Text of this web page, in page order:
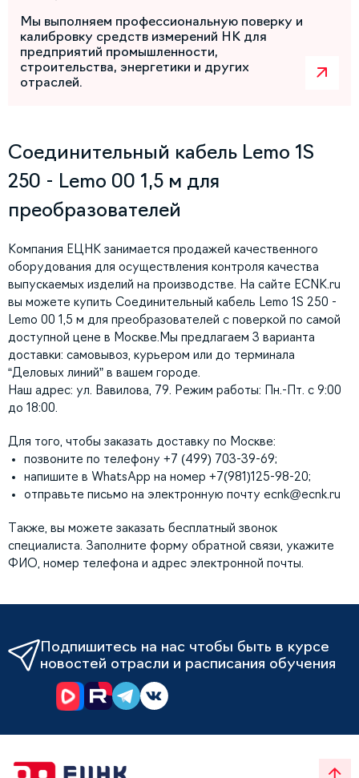
Мы выполняем профессиональную поверку и
калибровку средств измерений НК для
предприятий промышленности,
строительства, энергетики и других
отраслей.
Соединительный кабель Lemo 1S
250 - Lemo 00 1,5 м для
преобразователей
Компания ЕЦНК занимается продажей качественного
оборудования для осуществления контроля качества
выпускаемых изделий на производстве. На сайте ECNK.ru
вы можете купить Соединительный кабель Lemo 1S 250 -
Lemo 00 1,5 м для преобразователей с поверкой по самой
доступной цене в Москве.Мы предлагаем 3 варианта
доставки: самовывоз, курьером или до терминала
“Деловых линий” в вашем городе.
Наш адрес: ул. Вавилова, 79. Режим работы: Пн.-Пт. с 9:00
до 18:00.
Для того, чтобы заказать доставку по Москве:
позвоните по телефону +7 (499) 703-39-69;
напишите в WhatsApp на номер +7(981)125-98-20;
отправьте письмо на электронную почту ecnk@ecnk.ru
Также, вы можете заказать бесплатный звонок
специалиста. Заполните форму обратной связи, укажите
ФИО, номер телефона и адрес электронной почты.
Подпишитесь на нас чтобы быть в курсе
новостей отрасли и расписания обучения